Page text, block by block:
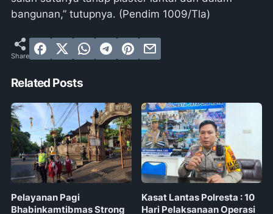
bangunan,” tutupnya. (Pendim 1009/Tla)
Related Posts
Pelayanan Pagi
Bhabinkamtibmas Strong
Kasat Lantas Polresta : 10
Hari Pelaksanaan Operasi